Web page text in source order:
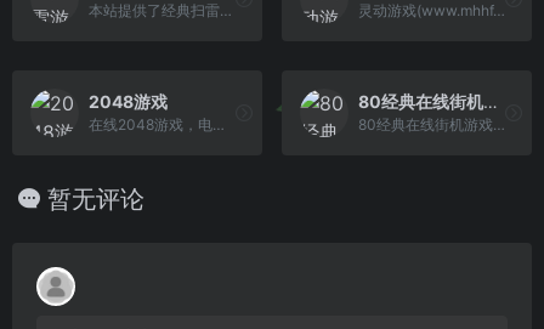
本站提供了经典扫雷游戏，并略作改进，在电脑或手机上打开网页就可以玩，无需下载安装。增加了满屏级别，自适应屏幕大小。成绩榜实时显示大家的在线扫雷成绩。 灵动游戏(www.mhhf.com)分享在线好游戏。
2048游戏
在线2048游戏，电脑手机都可以玩。合并相同方块，得到2048的方块。
80经典在线街机游戏网
80经典在线街机游戏网，其乐无穷。在线游戏，街机游戏，街机在线，Neo Geo，CAPCOM，GBA，DOS，FC ; 魂斗罗，超级玛丽，热血足球，三国志，合金弹头，DOS游戏， 三国战纪，西游释厄传，拳皇。这些小时候的回忆，黑白电视机前玩着小霸王、街机游戏机的那种感觉令人怀念，希望大家可以找回童年的快乐
暂无评论